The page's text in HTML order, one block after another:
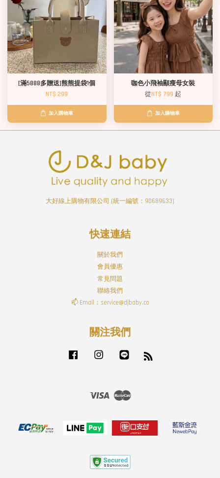
[滿5888多贈送]熊熊提袋1個
NT$ 299
加入購物車
咖色小飛袖顯瘦母女裝
從NT$ 799 起
加入購物車
大好線上購物有限公司 (統一編號：90689633)
快速連結
關於我們
會員優惠
常見問題
聯絡我們
📫 Email：service@djbaby.co
關注我們
Facebook Instagram
Visa Master